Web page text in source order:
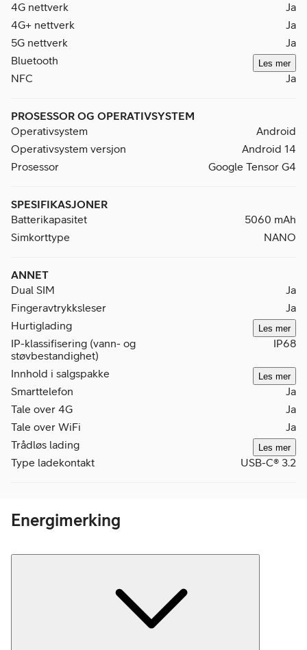
4G nettverk
Ja
4G+ nettverk
Ja
5G nettverk
Ja
Bluetooth
Les mer
NFC Ja
PROSESSOR OG OPERATIVSYSTEM
Operativsystem
Android
Operativsystem versjon
Android 14
Prosessor
Google Tensor G4
SPESIFIKASJONER
Batterikapasitet
5060 mAh
Simkorttype
NANO
ANNET
Dual SIM
Ja
Fingeravtrykksleser
Ja
Hurtiglading
Les mer
IP-klassifisering (vann- og
støvbestandighet)
IP68
Innhold i salgspakke Les mer
Smarttelefon
Ja
Tale over 4G
Ja
Tale over WiFi
Ja
Trådløs lading
Les mer
Type ladekontakt USB-C® 3.2
Energimerking